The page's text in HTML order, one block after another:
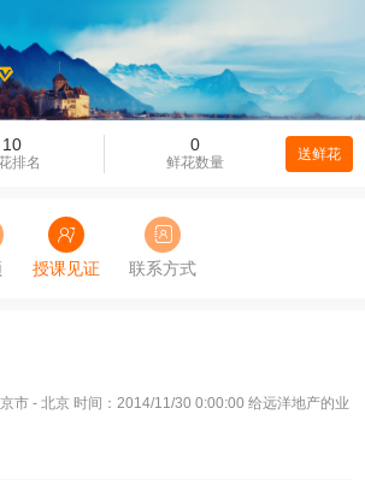
10
排名
0
鲜花数量 送鲜花
授课见证 联系方式
市 - 北京 时间：2014/11/30 0:00:00 给远洋地产的业